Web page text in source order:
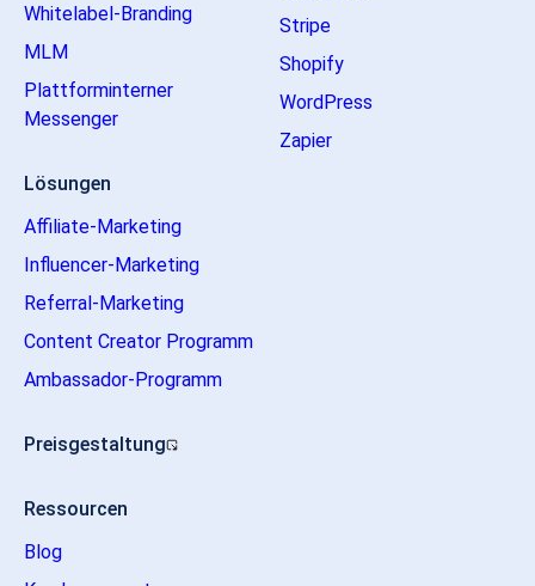
Whitelabel-Branding
MLM
Plattforminterner
Messenger
Lösungen
Affiliate-Marketing
Influencer-Marketing
Referral-Marketing
Content Creator Programm
Ambassador-Programm
Stripe
Shopify
WordPress
Zapier
Preisgestaltung
Ressourcen
Blog